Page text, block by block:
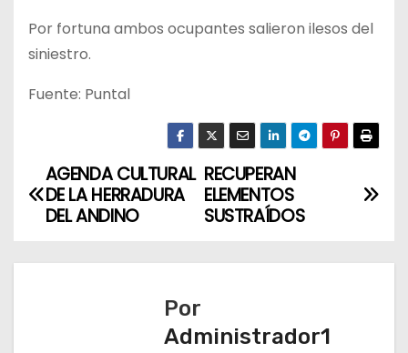
Por fortuna ambos ocupantes salieron ilesos del
siniestro.
Fuente: Puntal
N
v
RECUPERAN
ELEMENTOS
SUSTRAÍDOS
AGENDA CULTURAL
DE LA HERRADURA
DEL ANDINO
Por
Administrador1